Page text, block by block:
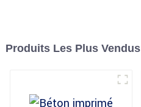
Produits Les Plus Vendus